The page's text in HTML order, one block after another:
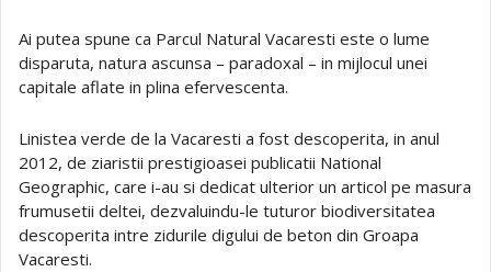
Ai putea spune ca Parcul Natural Vacaresti este o lume
disparuta, natura ascunsa – paradoxal – in mijlocul unei
capitale aflate in plina efervescenta.
Linistea verde de la Vacaresti a fost descoperita, in anul
2012, de ziaristii prestigioasei publicatii National
Geographic, care i-au si dedicat ulterior un articol pe masura
frumusetii deltei, dezvaluindu-le tuturor biodiversitatea
descoperita intre zidurile digului de beton din Groapa
Vacaresti.